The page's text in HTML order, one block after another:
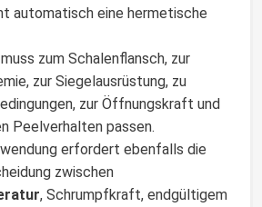
automatisch eine hermetische
zum Schalenflansch, zur
zur Siegelausrüstung, zu
zur Öffnungskraft und
Peelverhalten passen.
erfordert ebenfalls die
zwischen
, Schrumpfkraft, endgültigem